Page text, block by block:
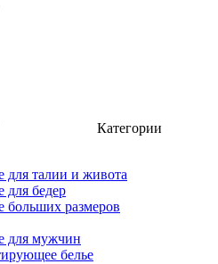
Категории
для талии и живота
для бедер
больших размеров
для мужчин
белье